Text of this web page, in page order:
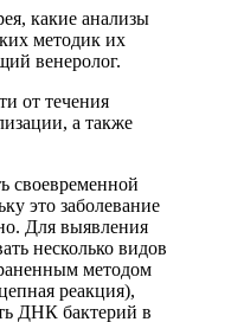
какие анализы
методик их
венеролог.
от течения
а также
своевременной
это заболевание
Для выявления
несколько видов
методом
реакция),
ДНК бактерий в